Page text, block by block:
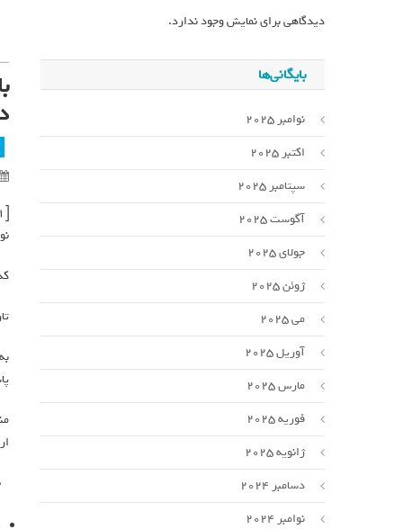
[ad_1]
کد
دیدگاهی برای نمایش وجود ندارد.
بایگانی‌ها
نوامبر 2025
اکتبر 2025
سپتامبر 2025
آگوست 2025
جولای 2025
ژوئن 2025
می 2025
آوریل 2025
مارس 2025
فوریه 2025
ژانویه 2025
دسامبر 2024
نوامبر 2024